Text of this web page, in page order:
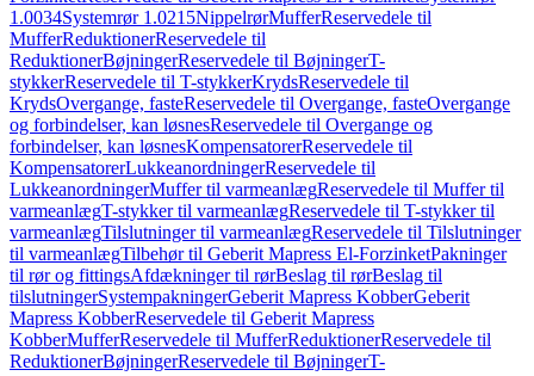
1.0034Systemrør 1.0215NippelrørMufferReservedele til
MufferReduktionerReservedele til
ReduktionerBøjningerReservedele til BøjningerT-
stykkerReservedele til T-stykkerKrydsReservedele til
KrydsOvergange, fasteReservedele til Overgange, fasteOvergange
og forbindelser, kan løsnesReservedele til Overgange og
forbindelser, kan løsnesKompensatorerReservedele til
KompensatorerLukkeanordningerReservedele til
LukkeanordningerMuffer til varmeanlægReservedele til Muffer til
varmeanlægT-stykker til varmeanlægReservedele til T-stykker til
varmeanlægTilslutninger til varmeanlægReservedele til Tilslutninger
til varmeanlægTilbehør til Geberit Mapress El-ForzinketPakninger
til rør og fittingsAfdækninger til rørBeslag til rørBeslag til
tilslutningerSystempakningerGeberit Mapress KobberGeberit
Mapress KobberReservedele til Geberit Mapress
KobberMufferReservedele til MufferReduktionerReservedele til
ReduktionerBøjningerReservedele til BøjningerT-